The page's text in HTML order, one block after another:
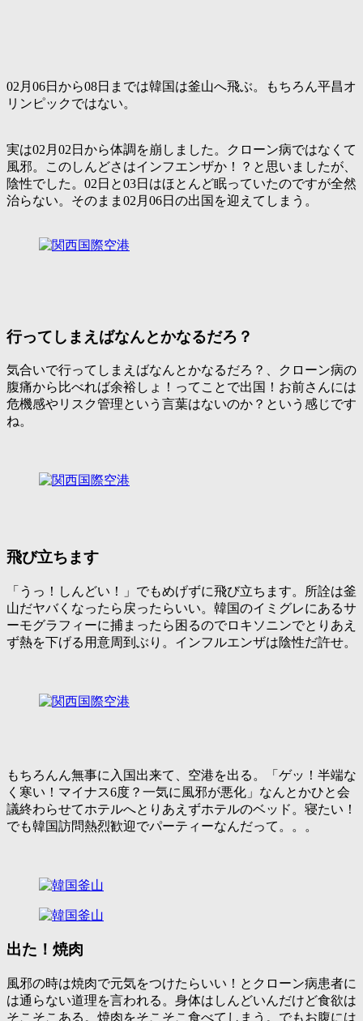
02月06日から08日までは韓国は釜山へ飛ぶ。もちろん平昌オ
リンピックではない。
実は02月02日から体調を崩しました。クローン病ではなくて
風邪。このしんどさはインフエンザか！？と思いましたが、
陰性でした。02日と03日はほとんど眠っていたのですが全然
治らない。そのまま02月06日の出国を迎えてしまう。
行ってしまえばなんとかなるだろ？
気合いで行ってしまえばなんとかなるだろ？、クローン病の
腹痛から比べれば余裕しょ！ってことで出国！お前さんには
危機感やリスク管理という言葉はないのか？という感じです
ね。
飛び立ちます
「 うっ！しんどい！
」でもめげずに飛び立ちます。所詮は釜
山だヤバくなったら戻ったらいい。韓国のイミグレにあるサ
ーモグラフィーに捕まったら困るのでロキソニンでとりあえ
ず熱を下げる用意周到ぶり。インフルエンザは陰性だ許せ。
もちろんん無事に入国出来て、空港を出る。「ゲッ！半端な
く寒い！マイナス6度？一気に風邪が悪化」なんとかひと会
議終わらせてホテルへとりあえずホテルのベッド。寝たい！
でも韓国訪問熱烈歓迎でパーティーなんだって。。。
出た！焼肉
風邪の時は焼肉で元気をつけたらいい！とクローン病患者に
は通らない道理を言われる。身体はしんどいんだけど食欲は
そこそこある。焼肉をそこそこ食べてしまう。でもお腹には